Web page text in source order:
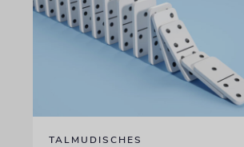
TALMUDISCHES